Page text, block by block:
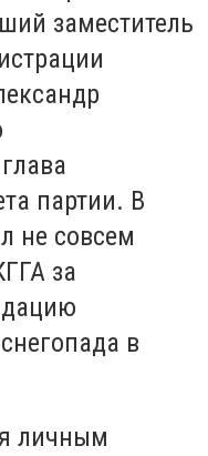
заместитель
партии. В
не совсем
за
в
личным